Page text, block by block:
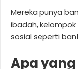
Mereka punya
ibadah,
sosial seperti
Apa